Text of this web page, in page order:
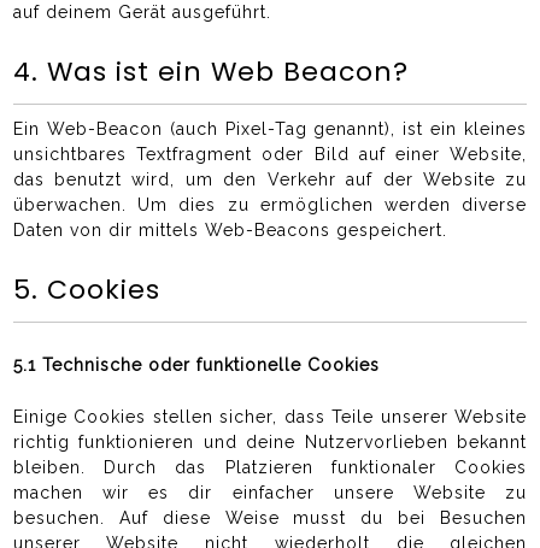
auf deinem Gerät ausgeführt.
4. Was ist ein Web Beacon?
Ein Web-Beacon (auch Pixel-Tag genannt), ist ein kleines
unsichtbares Textfragment oder Bild auf einer Website,
das benutzt wird, um den Verkehr auf der Website zu
überwachen. Um dies zu ermöglichen werden diverse
Daten von dir mittels Web-Beacons gespeichert.
5. Cookies
5.1 Technische oder funktionelle Cookies
Einige Cookies stellen sicher, dass Teile unserer Website
richtig funktionieren und deine Nutzervorlieben bekannt
bleiben. Durch das Platzieren funktionaler Cookies
machen wir es dir einfacher unsere Website zu
besuchen. Auf diese Weise musst du bei Besuchen
unserer Website nicht wiederholt die gleichen